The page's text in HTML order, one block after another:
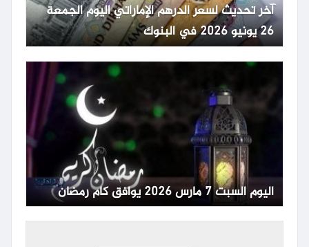
آخر تحديث لسعر الدرهم الإماراتي اليوم الجمعة
26 يونيو 2026 في البنوك
اليوم السبت 7 مارس 2026 يوافق كام رمضان